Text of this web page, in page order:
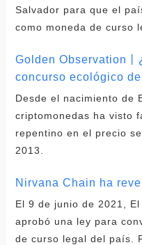
Salvador para que el
como moneda de curso
Golden Observation丨
concurso ecológico
Desde el nacimiento de
criptomonedas ha visto
repentino en el precio
2013.
Nirvana Chain ha
El 9 de junio de 2021,
aprobó una ley para
de curso legal del país.